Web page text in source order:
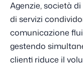
Agenzie, società
di servizi
comunicazione
gestendo
clienti riduce il